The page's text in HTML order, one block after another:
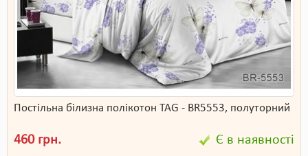
Постільна білизна полікотон TAG - BR5553, полуторний
460 грн. Є в наявності